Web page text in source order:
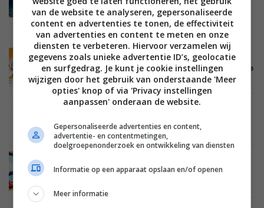
TV’s
BEELD AUDIO 06 AUGUSTUS 2012
Ziggo wordt concurrent Spotify met eigen online
streaming muziekdienst
smartphone of tablet
Samsung brengt Angry Birds naar Smart TV’s
van de website te analyseren, gepersonaliseerde
content en advertenties te tonen, de effectiviteit
van advertenties en content te meten en onze
diensten te verbeteren. Hiervoor verzamelen wij
gegevens zoals unieke advertentie ID’s, geolocatie
en surfgedrag. Je kunt je cookie instellingen
wijzigen door het gebruik van onderstaande 'Meer
opties' knop of via 'Privacy instellingen
aanpassen' onderaan de website.
Gepersonaliseerde advertenties en content,
advertentie- en contentmetingen,
doelgroepenonderzoek en ontwikkeling van diensten
Informatie op een apparaat opslaan en/of openen
Meer informatie